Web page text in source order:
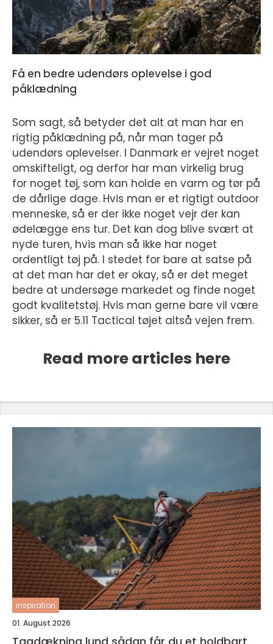
Få en bedre udendørs oplevelse i god
påklædning
Som sagt, så betyder det alt at man har en
rigtig påklædning på, når man tager på
udendørs oplevelser. I Danmark er vejret noget
omskifteligt, og derfor har man virkelig brug
for noget tøj, som kan holde en varm og tør på
de dårlige dage. Hvis man er et rigtigt outdoor
menneske, så er der ikke noget vejr der kan
ødelægge ens tur. Det kan dog blive svært at
nyde turen, hvis man så ikke har noget
ordentligt tøj på. I stedet for bare at satse på
at det man har det er okay, så er det meget
bedre at undersøge markedet og finde noget
godt kvalitetstøj. Hvis man gerne bare vil være
sikker, så er 5.11 Tactical tøjet altså vejen frem.
Read more articles here
inspiration
01. August 2026